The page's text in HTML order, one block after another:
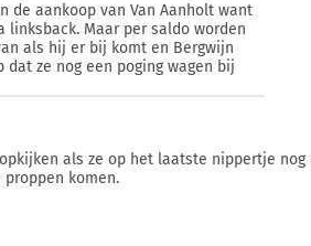
de aankoop van Van Aanholt want
linksback. Maar per saldo worden
als hij er bij komt en Bergwijn
dat ze nog een poging wagen bij
als ze op het laatste nippertje nog
proppen komen.